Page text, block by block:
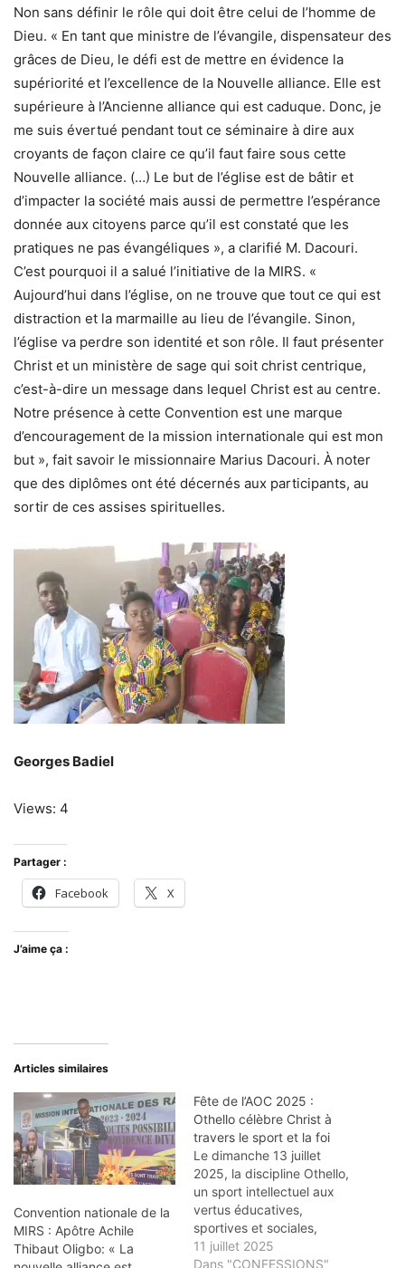
Non sans définir le rôle qui doit être celui de l’homme de
Dieu. « En tant que ministre de l’évangile, dispensateur des
grâces de Dieu, le défi est de mettre en évidence la
supériorité et l’excellence de la Nouvelle alliance. Elle est
supérieure à l’Ancienne alliance qui est caduque. Donc, je
me suis évertué pendant tout ce séminaire à dire aux
croyants de façon claire ce qu’il faut faire sous cette
Nouvelle alliance. (…) Le but de l’église est de bâtir et
d’impacter la société mais aussi de permettre l’espérance
donnée aux citoyens parce qu’il est constaté que les
pratiques ne pas évangéliques », a clarifié M. Dacouri.
C’est pourquoi il a salué l’initiative de la MIRS. «
Aujourd’hui dans l’église, on ne trouve que tout ce qui est
distraction et la marmaille au lieu de l’évangile. Sinon,
l’église va perdre son identité et son rôle. Il faut présenter
Christ et un ministère de sage qui soit christ centrique,
c’est-à-dire un message dans lequel Christ est au centre.
Notre présence à cette Convention est une marque
d’encouragement de la mission internationale qui est mon
but », fait savoir le missionnaire Marius Dacouri. À noter
que des diplômes ont été décernés aux participants, au
sortir de ces assises spirituelles.
Georges Badiel
Views: 4
Partager :
Facebook X
J’aime ça :
Articles similaires
Convention nationale de la
MIRS : Apôtre Achile
Thibaut Oligbo: « La
Fête de l’AOC 2025 :
Othello célèbre Christ à
travers le sport et la foi
Le dimanche 13 juillet
2025, la discipline Othello,
un sport intellectuel aux
vertus éducatives,
sportives et sociales,
consacre une journée
spéciale au Seigneur
11 juillet 2025
Dans "CONFESSIONS"